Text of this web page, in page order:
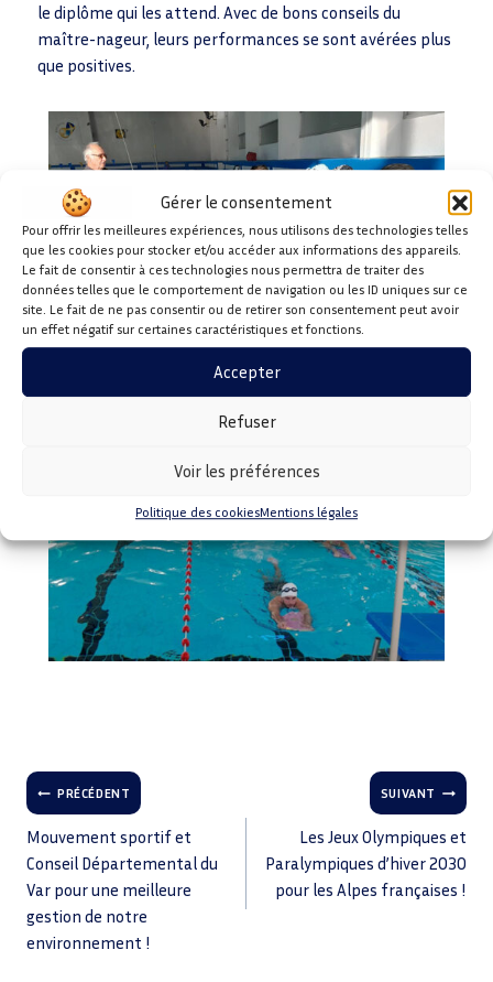
Gérer le consentement
Pour offrir les meilleures expériences, nous utilisons des technologies telles
que les cookies pour stocker et/ou accéder aux informations des appareils.
Le fait de consentir à ces technologies nous permettra de traiter des
données telles que le comportement de navigation ou les ID uniques sur ce
site. Le fait de ne pas consentir ou de retirer son consentement peut avoir
un effet négatif sur certaines caractéristiques et fonctions.
Accepter
Refuser
Voir les préférences
Politique des cookiesMentions légales
le diplôme qui les attend. Avec de bons conseils du
maître-nageur, leurs performances se sont avérées plus
que positives.
PRÉCÉDENT
Mouvement sportif et
Conseil Départemental du
Var pour une meilleure
gestion de notre
environnement !
SUIVANT
Les Jeux Olympiques et
Paralympiques d’hiver 2030
pour les Alpes françaises !